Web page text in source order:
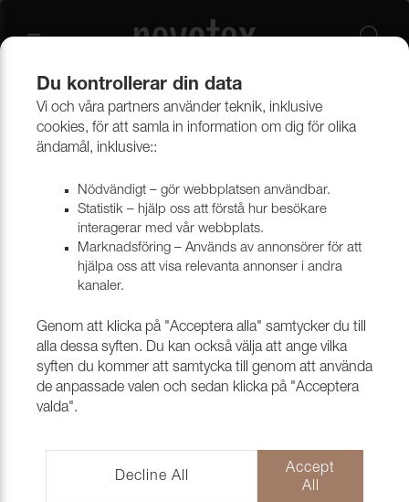
Beklädnadsmaterial Konstläder Skrovbeklädnad till båt
Filtrera
SEAWALL 140 CM
Till toppen av sidan
Du kontrollerar din data
Vi och våra partners använder teknik, inklusive
cookies, för att samla in information om dig för olika
ändamål, inklusive::
Nödvändigt – gör webbplatsen användbar.
Statistik – hjälp oss att förstå hur besökare
interagerar med vår webbplats.
Marknadsföring – Används av annonsörer för att
hjälpa oss att visa relevanta annonser i andra
kanaler.
Genom att klicka på "Acceptera alla" samtycker du till
alla dessa syften. Du kan också välja att ange vilka
syften du kommer att samtycka till genom att använda
de anpassade valen och sedan klicka på "Acceptera
valda".
Decline All
Accept
All